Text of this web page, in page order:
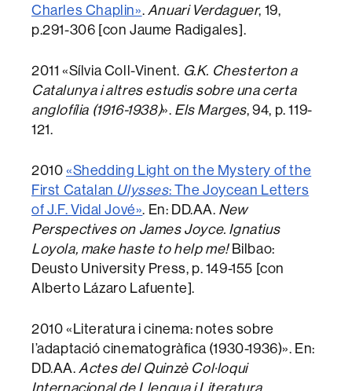
Charles Chaplin». Anuari Verdaguer, 19,
p.291-306 [con Jaume Radigales].
2011 «Sílvia Coll-Vinent. G.K. Chesterton a
Catalunya i altres estudis sobre una certa
anglofília (1916-1938)». Els Marges, 94, p. 119-
121.
2010 «Shedding Light on the Mystery of the
First Catalan Ulysses: The Joycean Letters
of J.F. Vidal Jové». En: DD.AA. New
Perspectives on James Joyce. Ignatius
Loyola, make haste to help me!Bilbao:
Deusto University Press, p. 149-155 [con
Alberto Lázaro Lafuente].
2010 «Literatura i cinema: notes sobre
l’adaptació cinematogràfica (1930-1936)». En:
DD.AA.Actes del Quinzè Col·loqui
Internacional de Llengua i Literatura